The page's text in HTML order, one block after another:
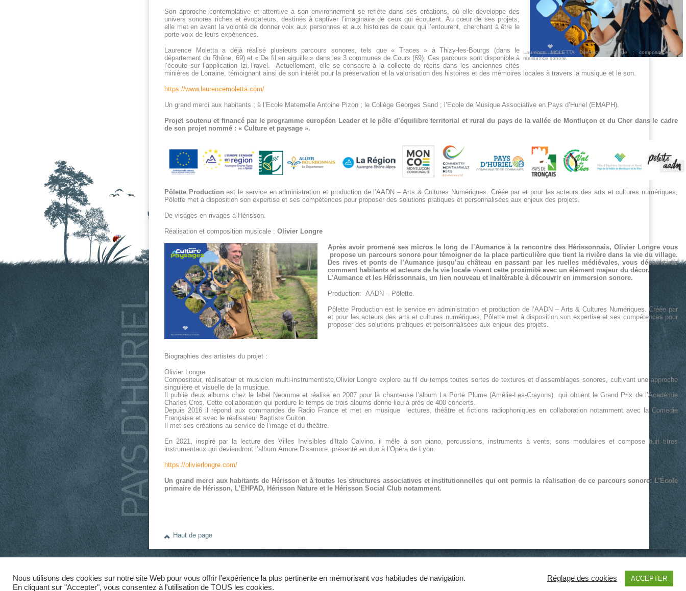
Laurence MOLETTA Directrice artistique ; compositrice et
réalisatrice sonore.
Son approche contemplative et attentive à son environnement se reflète dans ses créations, où elle développe des
univers sonores riches et évocateurs, destinés à captiver l’imaginaire de ceux qui écoutent. Au cœur de ses projets,
elle met en avant la volonté de donner voix aux personnes et aux histoires de ceux qui l’entourent, cherchant à être le
porte-voix de leurs expériences.
Laurence Moletta a déjà réalisé plusieurs parcours sonores, tels que « Traces » à Thizy-les-Bourgs (dans le
département du Rhône, 69) et « De fil en aiguille » dans les 3 communes de Cours (69). Ces parcours sont disponible à
l’écoute sur l’application Izi.Travel. Actuellement, elle se consacre à la collecte de récits dans les anciennes cités
minières de Lorraine, témoignant ainsi de son intérêt pour la préservation et la valorisation des histoires et des mémoires locales à travers la musique et le son.
https://www.laurencemoletta.com/
Un grand merci aux habitants ; à l’Ecole Maternelle Antoine Pizon ; le Collège Georges Sand ; l’Ecole de Musique Associative en Pays d’Huriel (EMAPH).
Projet soutenu et financé par le programme européen Leader et le pôle d’équilibre territorial et rural du pays de la vallée de Montluçon et du Cher dans le cadre
de son projet nommé : « Culture et paysage ».
Pôlette Production est le service en administration et production de l’AADN – Arts & Cultures Numériques. Créée par et pour les acteurs des arts et cultures numériques,
Pôlette met à disposition son expertise et ses compétences pour proposer des solutions pratiques et personnalisées aux enjeux des projets.
De visages en rivages à Hérisson.
Réalisation et composition musicale : Olivier Longre
Après avoir promené ses micros le long de l’Aumance à la rencontre des Hérissonnais, Olivier Longre vous
propose un parcours sonore pour témoigner de la place particulière que tient la rivière dans la vie du village.
Des rives et ponts de l’Aumance jusqu’au château en passant par les ruelles médiévales, vous découvrirez
comment habitants et acteurs de la vie locale vivent cette proximité avec un élément majeur du décor.
L’Aumance et les Hérissonnais, un lien nouveau et inaltérable à découvrir en immersion sonore.
Production: AADN – Pôlette.
Pôlette Production est le service en administration et production de l’AADN – Arts & Cultures Numériques. Créée par
et pour les acteurs des arts et cultures numériques, Pôlette met à disposition son expertise et ses compétences pour
proposer des solutions pratiques et personnalisées aux enjeux des projets.
Biographies des artistes du projet :
Olivier Longre
Compositeur, réalisateur et musicien multi-instrumentiste,Olivier Longre explore au fil du temps toutes sortes de textures et d’assemblages sonores, cultivant une approche
singulière et visuelle de la musique.
Il publie deux albums chez le label Neomme et réalise en 2007 pour la chanteuse l’album La Porte Plume (Amélie-Les-Crayons) qui obtient le Grand Prix de l’Académie
Charles Cros. Cette collaboration qui perdure le temps de trois albums donne lieu à près de 400 concerts.
Depuis 2016 il répond aux commandes de Radio France et met en musique lectures, théâtre et fictions radiophoniques en collaboration notamment avec la Comédie
Française et avec le réalisateur Baptiste Guiton.
Il met ses créations au service de l’image et du théâtre.
En 2021, inspiré par la lecture des Villes Invisibles d’Italo Calvino, il mêle à son piano, percussions, instruments à vents, sons modulaires et compose huit titres
instrumentaux qui deviendront l’album Amore Disamore, présenté en duo à l’Opéra de Lyon.
https://olivierlongre.com/
Un grand merci aux habitants de Hérisson et à toutes les structures associatives et institutionnelles qui ont permis la réalisation de ce parcours sonore: L’École
primaire de Hérisson, L’EHPAD, Hérisson Nature et le Hérisson Social Club notamment.
Haut de page
CCPH © 2026 - Tous droits réservés - Création
Nous utilisons des cookies sur notre site Web pour vous offrir l'expérience la plus pertinente en mémorisant vos habitudes de navigation.
En cliquant sur "Accepter", vous consentez à l'utilisation de TOUS les cookies.
Réglage des cookies ACCEPTER